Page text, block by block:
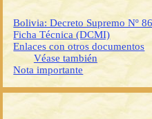
Bolivia: Decreto Supremo Nº
Ficha Técnica (DCMI)
Enlaces con otros documentos
Véase también
Nota importante